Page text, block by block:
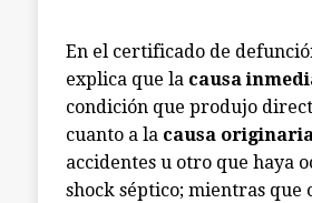
En el certificado de
explica que la causa
condición que produjo
cuanto a la causa
accidentes u otro que haya
shock séptico; mientras que